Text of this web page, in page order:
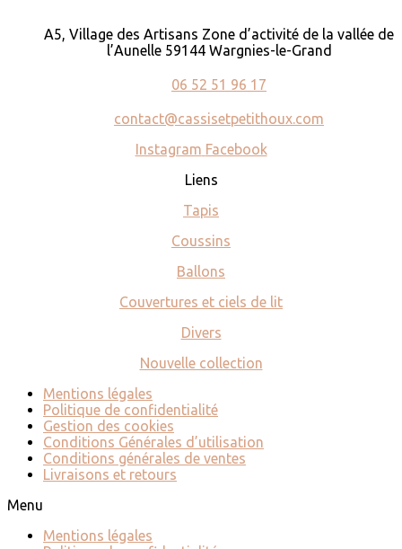
A5, Village des Artisans Zone d’activité de la vallée de
l’Aunelle 59144 Wargnies-le-Grand
06 52 51 96 17
contact@cassisetpetithoux.com
Instagram Facebook
Liens
Tapis
Coussins
Ballons
Couvertures et ciels de lit
Divers
Nouvelle collection
Mentions légales
Politique de confidentialité
Gestion des cookies
Conditions Générales d’utilisation
Conditions générales de ventes
Livraisons et retours
Menu
Mentions légales